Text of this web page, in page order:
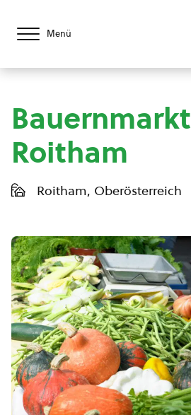
Menü
Bauernmarkt
Roitham
Roitham, Oberösterreich